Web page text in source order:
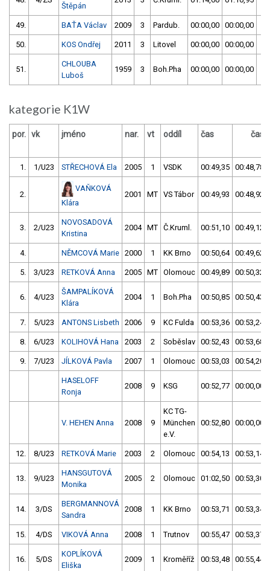
Štěpán
49. BAŤA Václav 2009 3 Pardub. 00:00,00 00:00,00
50. KOS Ondřej 2011 3 Litovel 00:00,00 00:00,00
51.
CHLOUBA
Luboš
1959 3 Boh.Pha 00:00,00 00:00,00
kategorie K1W
por. vk jméno nar. vt oddíl čas čas
1. 1/U23 STŘECHOVÁ Ela 2005 1 VSDK 00:49,35 00:48,78
2.
VAŇKOVÁ
Klára
2001 MT VS Tábor 00:49,93 00:48,92
3. 2/U23
NOVOSADOVÁ
Kristina
2004 MT Č.Kruml. 00:51,10 00:49,12
4. NĚMCOVÁ Marie 2000 1 KK Brno 00:50,64 00:49,62
5. 3/U23 RETKOVÁ Anna 2005 MT Olomouc 00:49,89 00:50,32
6. 4/U23
ŠAMPALÍKOVÁ
Klára
2004 1 Boh.Pha 00:50,85 00:50,43
7. 5/U23 ANTONS Lisbeth 2006 9 KC Fulda 00:53,36 00:53,24
8. 6/U23 KOLIHOVÁ Hana 2003 2 Soběslav 00:52,43 00:53,68
9. 7/U23 JÍLKOVÁ Pavla 2007 1 Olomouc 00:53,03 00:54,20
HASELOFF
Ronja
2008 9 KSG 00:52,77 00:00,00
V. HEHEN Anna 2008 9
KC TG-
München
e.V.
00:52,80 00:00,00
12. 8/U23 RETKOVÁ Marie 2003 2 Olomouc 00:54,13 00:53,14
13. 9/U23
HANSGUTOVÁ
Monika
2005 2 Olomouc 01:02,50 00:53,30
14. 3/DS
BERGMANNOVÁ
Sandra
2008 1 KK Brno 00:53,71 00:53,34
15. 4/DS VIKOVÁ Anna 2008 1 Trutnov 00:55,47 00:53,37
16. 5/DS
KOPLÍKOVÁ
Eliška
2009 1 Kroměříž 00:53,48 00:55,44